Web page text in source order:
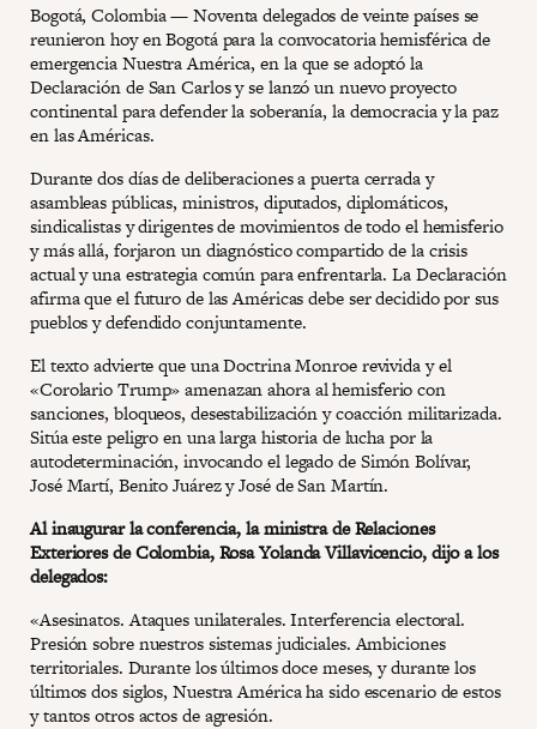
Bogotá, Colombia — Noventa delegados de veinte países se
reunieron hoy en Bogotá para la convocatoria hemisférica de
emergencia Nuestra América, en la que se adoptó la
Declaración de San Carlos y se lanzó un nuevo proyecto
continental para defender la soberanía, la democracia y la paz
en las Américas.
Durante dos días de deliberaciones a puerta cerrada y
asambleas públicas, ministros, diputados, diplomáticos,
sindicalistas y dirigentes de movimientos de todo el hemisferio
y más allá, forjaron un diagnóstico compartido de la crisis
actual y una estrategia común para enfrentarla. La Declaración
afirma que el futuro de las Américas debe ser decidido por sus
pueblos y defendido conjuntamente.
El texto advierte que una Doctrina Monroe revivida y el
«Corolario Trump» amenazan ahora al hemisferio con
sanciones, bloqueos, desestabilización y coacción militarizada.
Sitúa este peligro en una larga historia de lucha por la
autodeterminación, invocando el legado de Simón Bolívar,
José Martí, Benito Juárez y José de San Martín.
Al inaugurar la conferencia, la ministra de Relaciones
Exteriores de Colombia, Rosa Yolanda Villavicencio, dijo a los
delegados:
«Asesinatos. Ataques unilaterales. Interferencia electoral.
Presión sobre nuestros sistemas judiciales. Ambiciones
territoriales. Durante los últimos doce meses, y durante los
últimos dos siglos, Nuestra América ha sido escenario de estos
y tantos otros actos de agresión.